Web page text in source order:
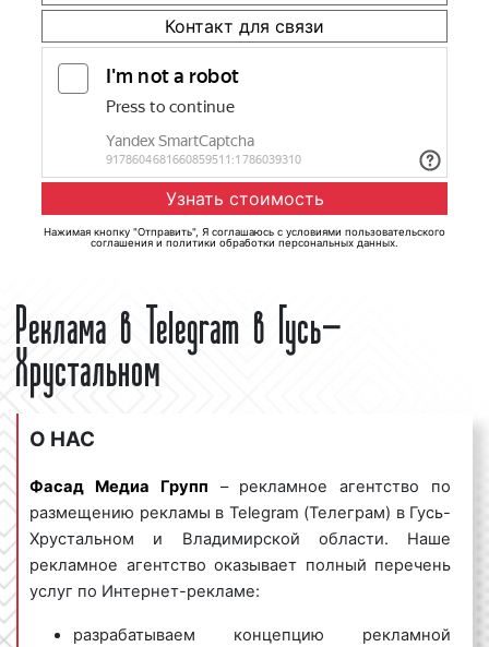
Нажимая кнопку "Отправить", Я соглашаюсь с условиями пользовательского
соглашения и политики обработки персональных данных
Реклама в Telegram в Гусь-
Хрустальном
О НАС
Фасад Медиа Групп – рекламное агентство по
размещению рекламы в Telegram (Телеграм) в Гусь-
Хрустальном и Владимирской области. Наше
рекламное агентство оказывает полный перечень
услуг по Интернет-рекламе:
разрабатываем концепцию рекламной